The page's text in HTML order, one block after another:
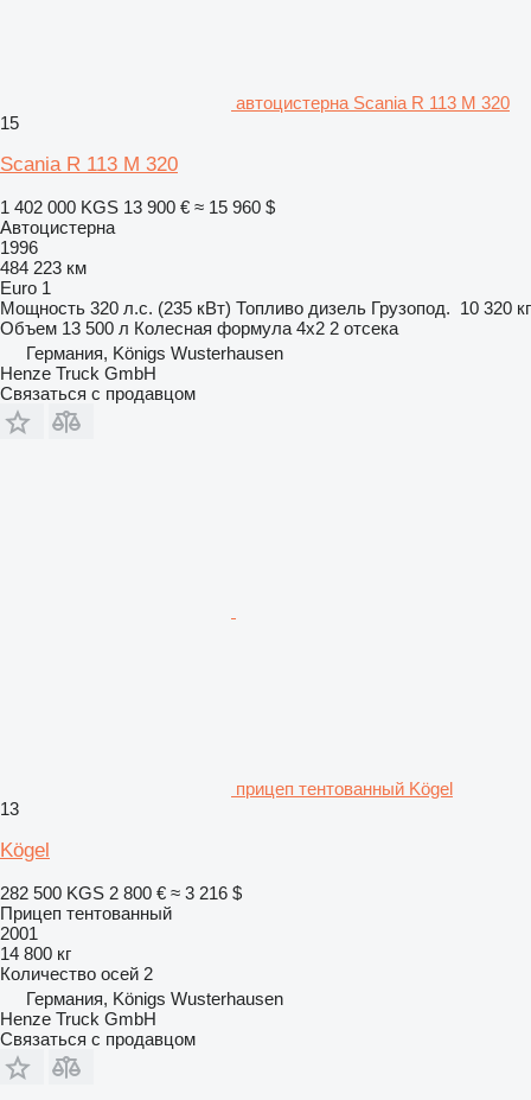
автоцистерна Scania R 113 M 320
15
Scania R 113 M 320
1 402 000 KGS 13 900 € ≈ 15 960 $
Автоцистерна
1996
484 223 км
Euro 1
Мощность 320 л.с. (235 кВт) Топливо дизель Грузопод. 10 320 кг
Объем 13 500 л Колесная формула 4x2 2 отсека
Германия, Königs Wusterhausen
Henze Truck GmbH
Связаться с продавцом
прицеп тентованный Kögel
13
Kögel
282 500 KGS 2 800 € ≈ 3 216 $
Прицеп тентованный
2001
14 800 кг
Количество осей 2
Германия, Königs Wusterhausen
Henze Truck GmbH
Связаться с продавцом